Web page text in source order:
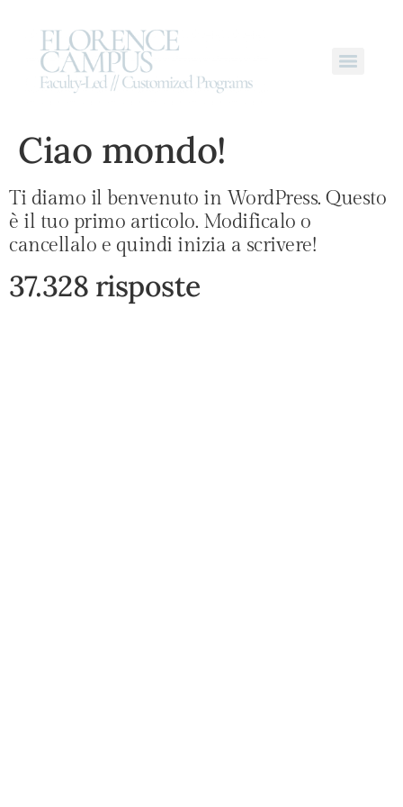
Ciao mondo!
Ti diamo il benvenuto in WordPress. Questo
è il tuo primo articolo. Modificalo o
cancellalo e quindi inizia a scrivere!
37.328 risposte